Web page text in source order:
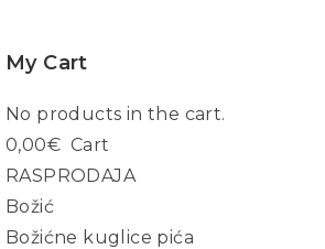
My Cart
No products in the cart.
0,00€ Cart
RASPRODAJA
Božić
Božićne kuglice pića